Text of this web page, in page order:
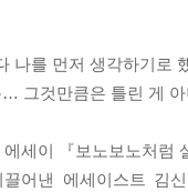
렁한 말투, 발끈하는
은 싱글 여성들은 결
해낼 사람들이다. ---「
나를 먼저 생각하기로
그것만큼은 틀린 게
세이 『보노보노처
어낸 에세이스트 김